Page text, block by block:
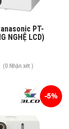
PT-
NGHỆ LCD)
(0 Nhận xét )
-5%